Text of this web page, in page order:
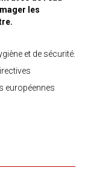
les
et de sécurité.
européennes